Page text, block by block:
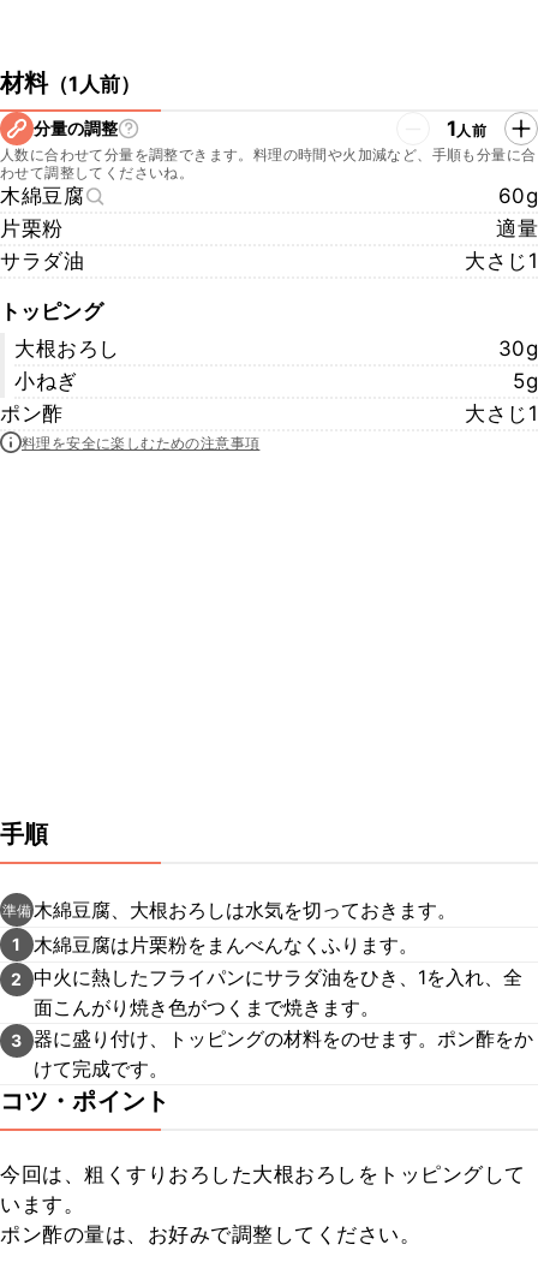
材料（1人前）
分量の調整 1人前
人数に合わせて分量を調整できます。料理の時間や火加減など、手順も分量に合
わせて調整してくださいね。
木綿豆腐
60g
片栗粉
適量
サラダ油
大さじ1
トッピング
大根おろし
30g
小ねぎ
5g
ポン酢
大さじ1
料理を安全に楽しむための注意事項
手順
準備 木綿豆腐、大根おろしは水気を切っておきます。
1 木綿豆腐は片栗粉をまんべんなくふります。
2
中火に熱したフライパンにサラダ油をひき、1を入れ、全
面こんがり焼き色がつくまで焼きます。
3 器に盛り付け、トッピングの材料をのせます。ポン酢をか
けて完成です。
コツ・ポイント
今回は、粗くすりおろした大根おろしをトッピングして
います。
ポン酢の量は、お好みで調整してください。